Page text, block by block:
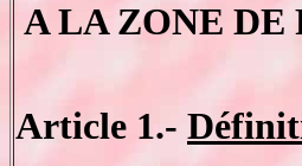
A LA ZONE DE
Article 1.-